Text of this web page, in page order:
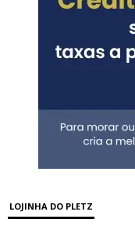
LOJINHA DO PLETZ